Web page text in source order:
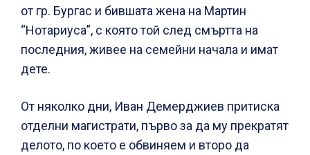
от гр. Бургас и бившата жена на Мартин
“Нотариуса”, с която той след смъртта на
последния, живее на семейни начала и имат
дете.
От няколко дни, Иван Демерджиев притиска
отделни магистрати, първо за да му прекратят
делото, по което е обвиняем и второ да